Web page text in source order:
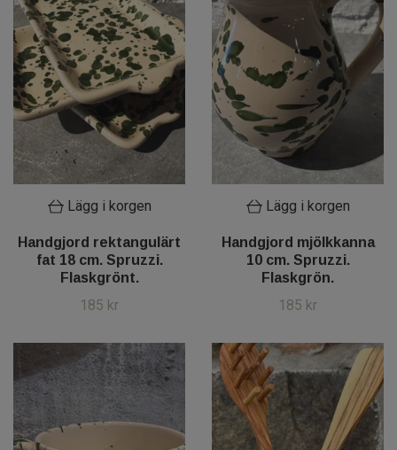
Lägg i korgen
Handgjord rektangulärt
fat 18 cm. Spruzzi.
Flaskgrönt.
185 kr
Lägg i korgen
Handgjord mjölkkanna
10 cm. Spruzzi.
Flaskgrön.
185 kr